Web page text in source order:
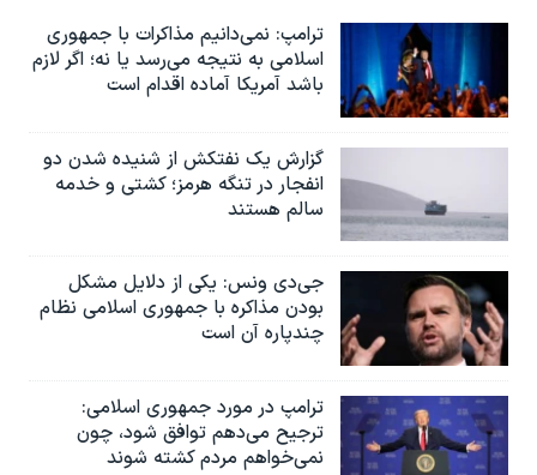
ترامپ: نمی‌دانیم مذاکرات با جمهوری
اسلامی به نتیجه می‌رسد یا نه؛ اگر لازم
باشد آمریکا آماده اقدام است
گزارش یک نفتکش از شنیده شدن دو
انفجار در تنگه هرمز؛ کشتی و خدمه
سالم هستند
جی‌دی ونس: یکی از دلایل مشکل
بودن مذاکره با جمهوری اسلامی نظام
چندپاره آن است
ترامپ در مورد جمهوری اسلامی:
ترجیح می‌دهم توافق شود، چون
نمی‌خواهم مردم کشته شوند